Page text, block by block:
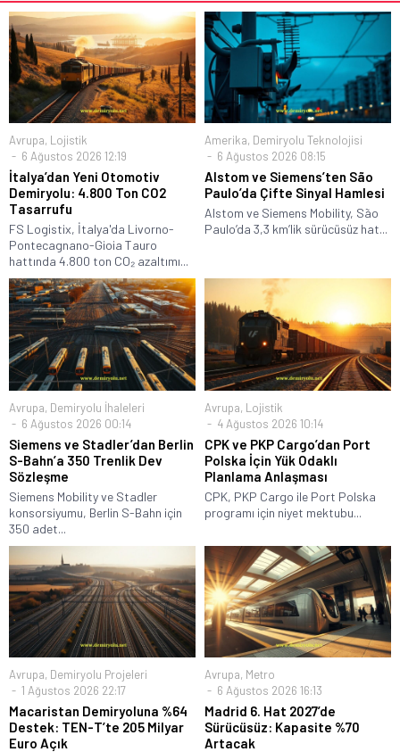
Avrupa, Lojistik
6 Ağustos 2026 12:19
İtalya’dan Yeni Otomotiv
Demiryolu: 4.800 Ton CO2
Tasarrufu
FS Logistix, İtalya'da Livorno-
Pontecagnano-Gioia Tauro
hattında 4.800 ton CO₂ azaltımı...
Amerika, Demiryolu Teknolojisi
6 Ağustos 2026 08:15
Alstom ve Siemens’ten São
Paulo’da Çifte Sinyal Hamlesi
Alstom ve Siemens Mobility, São
Paulo’da 3,3 km’lik sürücüsüz hat...
Avrupa, Demiryolu İhaleleri
6 Ağustos 2026 00:14
Siemens ve Stadler’dan Berlin
S-Bahn’a 350 Trenlik Dev
Sözleşme
Siemens Mobility ve Stadler
konsorsiyumu, Berlin S-Bahn için
350 adet...
Avrupa, Lojistik
4 Ağustos 2026 10:14
CPK ve PKP Cargo’dan Port
Polska İçin Yük Odaklı
Planlama Anlaşması
CPK, PKP Cargo ile Port Polska
programı için niyet mektubu...
Avrupa, Demiryolu Projeleri
1 Ağustos 2026 22:17
Macaristan Demiryoluna %64
Destek: TEN-T’te 205 Milyar
Euro Açık
Avrupa, Metro
6 Ağustos 2026 16:13
Madrid 6. Hat 2027’de
Sürücüsüz: Kapasite %70
Artacak